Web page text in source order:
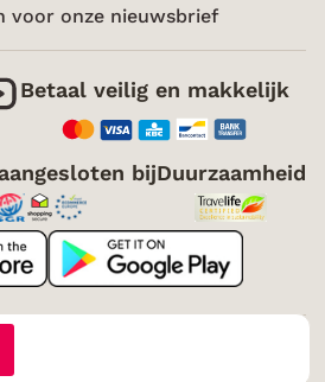
voor onze nieuwsbrief
Betaal veilig en makkelijk
bijDuurzaamheid